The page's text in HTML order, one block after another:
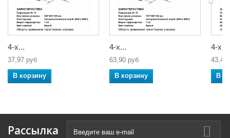
4-х...
37,97 руб
В корзину
4-х...
63,90 руб
В корзину
4-х...
43,45
В
Рассылка